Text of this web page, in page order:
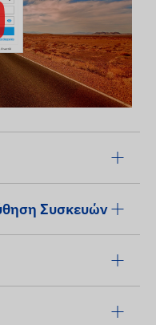
Συσκευών